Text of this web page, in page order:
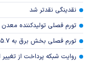
نقدینگی نقدتر شد
تورم فصلی تولیدکننده
تورم فصلی بخش برق به ۶۵.۷ درصد رسید
روایت شبکه پرداخت از